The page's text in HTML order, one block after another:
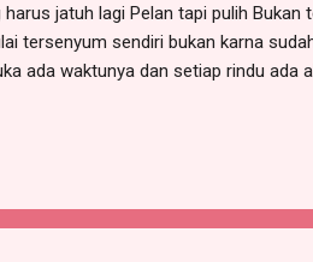
jatuh lagi Pelan tapi pulih
tersenyum sendiri bukan karna
ada waktunya dan setiap rindu ada
tahu pasti aku tak tinggal… di masa
retak tapi sekarang mulai utuh